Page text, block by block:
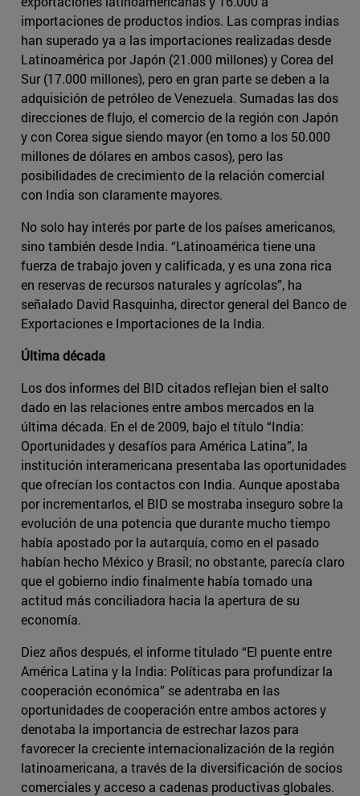
importaciones de productos indios. Las compras indias
han superado ya a las importaciones realizadas desde
Latinoamérica por Japón (21.000 millones) y Corea del
Sur (17.000 millones), pero en gran parte se deben a la
adquisición de petróleo de Venezuela. Sumadas las dos
direcciones de flujo, el comercio de la región con Japón
y con Corea sigue siendo mayor (en torno a los 50.000
millones de dólares en ambos casos), pero las
posibilidades de crecimiento de la relación comercial
con India son claramente mayores.
No solo hay interés por parte de los países americanos,
sino también desde India. “Latinoamérica tiene una
fuerza de trabajo joven y calificada, y es una zona rica
en reservas de recursos naturales y agrícolas”, ha
señalado David Rasquinha, director general del Banco de
Exportaciones e Importaciones de la India.
Última década
Los dos informes del BID citados reflejan bien el salto
dado en las relaciones entre ambos mercados en la
última década. En el de 2009, bajo el título “India:
Oportunidades y desafíos para América Latina”, la
institución interamericana presentaba las oportunidades
que ofrecían los contactos con India. Aunque apostaba
por incrementarlos, el BID se mostraba inseguro sobre la
evolución de una potencia que durante mucho tiempo
había apostado por la autarquía, como en el pasado
habían hecho México y Brasil; no obstante, parecía claro
que el gobierno indio finalmente había tomado una
actitud más conciliadora hacia la apertura de su
economía.
Diez años después, el informe titulado “El puente entre
América Latina y la India: Políticas para profundizar la
cooperación económica” se adentraba en las
oportunidades de cooperación entre ambos actores y
denotaba la importancia de estrechar lazos para
favorecer la creciente internacionalización de la región
latinoamericana, a través de la diversificación de socios
comerciales y acceso a cadenas productivas globales.